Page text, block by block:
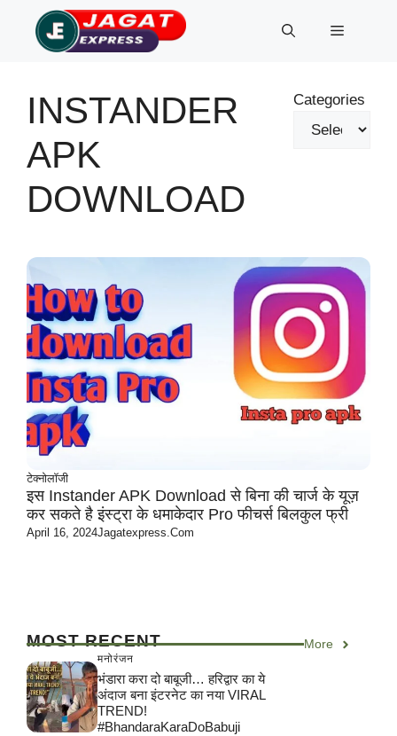
content
Menu
INSTANDER
APK
DOWNLOAD
Categories
टेक्नोलॉजी
इस Instander APK Download से बिना की चार्ज के यूज़
कर सकते है इंस्ट्रा के धमाकेदार Pro फीचर्स बिलकुल फ्री
April 16, 2024Jagatexpress.com
MOST RECENT More
मनोरंजन
भंडारा करा दो बाबूजी… हरिद्वार का ये
अंदाज बना इंटरनेट का नया VIRAL
TREND!
#BhandaraKaraDoBabuji